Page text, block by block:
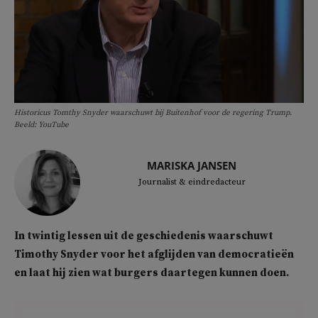
Historicus Tomthy Snyder waarschuwt bij Buitenhof voor de regering Trump.
Beeld: YouTube
MARISKA JANSEN
Journalist & eindredacteur
In twintig lessen uit de geschiedenis waarschuwt
Timothy Snyder voor het afglijden van democratieën
en laat hij zien wat burgers daartegen kunnen doen.